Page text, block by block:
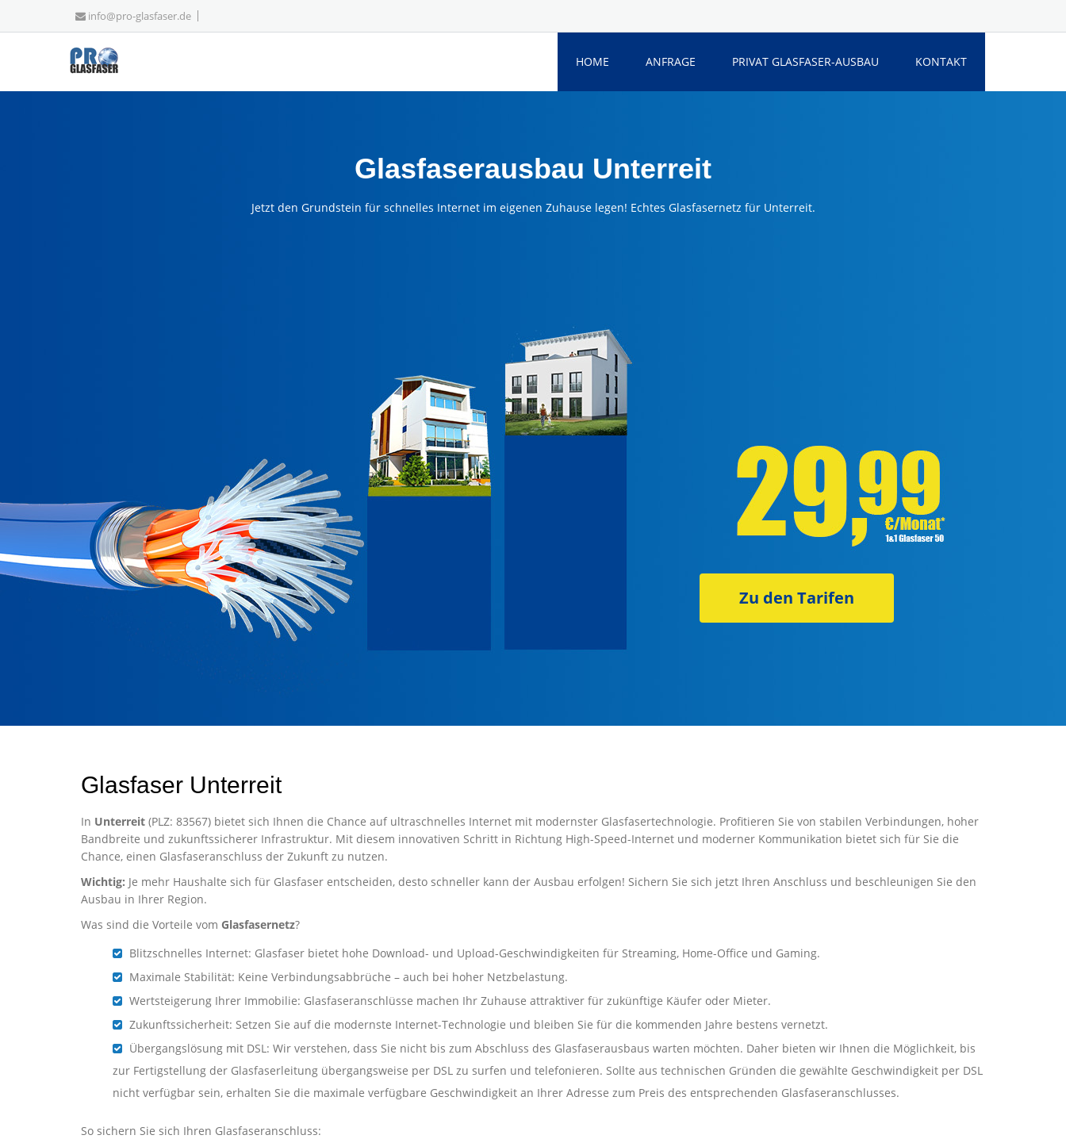
info@pro-glasfaser.de
HOME ANFRAGE PRIVAT GLASFASER-AUSBAU KONTAKT
Glasfaserausbau Unterreit
Jetzt den Grundstein für schnelles Internet im eigenen Zuhause legen! Echtes Glasfasernetz für Unterreit.
Zu den Tarifen
Glasfaser Unterreit
In Unterreit (PLZ: 83567) bietet sich Ihnen die Chance auf ultraschnelles Internet mit modernster Glasfasertechnologie. Profitieren Sie von stabilen Verbindungen, hoher
Bandbreite und zukunftssicherer Infrastruktur. Mit diesem innovativen Schritt in Richtung High-Speed-Internet und moderner Kommunikation bietet sich für Sie die
Chance, einen Glasfaseranschluss der Zukunft zu nutzen.
Wichtig: Je mehr Haushalte sich für Glasfaser entscheiden, desto schneller kann der Ausbau erfolgen! Sichern Sie sich jetzt Ihren Anschluss und beschleunigen Sie den
Ausbau in Ihrer Region.
Was sind die Vorteile vom Glasfasernetz?
Blitzschnelles Internet: Glasfaser bietet hohe Download- und Upload-Geschwindigkeiten für Streaming, Home-Office und Gaming.
Maximale Stabilität: Keine Verbindungsabbrüche – auch bei hoher Netzbelastung.
Wertsteigerung Ihrer Immobilie: Glasfaseranschlüsse machen Ihr Zuhause attraktiver für zukünftige Käufer oder Mieter.
Zukunftssicherheit: Setzen Sie auf die modernste Internet-Technologie und bleiben Sie für die kommenden Jahre bestens vernetzt.
Übergangslösung mit DSL: Wir verstehen, dass Sie nicht bis zum Abschluss des Glasfaserausbaus warten möchten. Daher bieten wir Ihnen die Möglichkeit, bis
zur Fertigstellung der Glasfaserleitung übergangsweise per DSL zu surfen und telefonieren. Sollte aus technischen Gründen die gewählte Geschwindigkeit per DSL
nicht verfügbar sein, erhalten Sie die maximale verfügbare Geschwindigkeit an Ihrer Adresse zum Preis des entsprechenden Glasfaseranschlusses.
So sichern Sie sich Ihren Glasfaseranschluss: